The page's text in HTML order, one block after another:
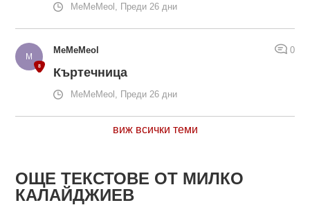
MeMeMeol, Преди 26 дни
MeMeMeol 0
Къртечница
MeMeMeol, Преди 26 дни
виж всички теми
ОЩЕ ТЕКСТОВЕ ОТ МИЛКО
КАЛАЙДЖИЕВ